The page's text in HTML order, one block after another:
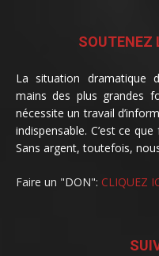
SOUTENEZ
La situation dramatique
mains des plus grandes
nécessite un travail
indispensable. C’est ce
Sans argent, toutefois,
Faire un "DON": CLIQUEZ